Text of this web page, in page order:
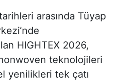
arasında Tüyap
HIGHTEX 2026,
teknolojileri
yenilikleri tek çatı